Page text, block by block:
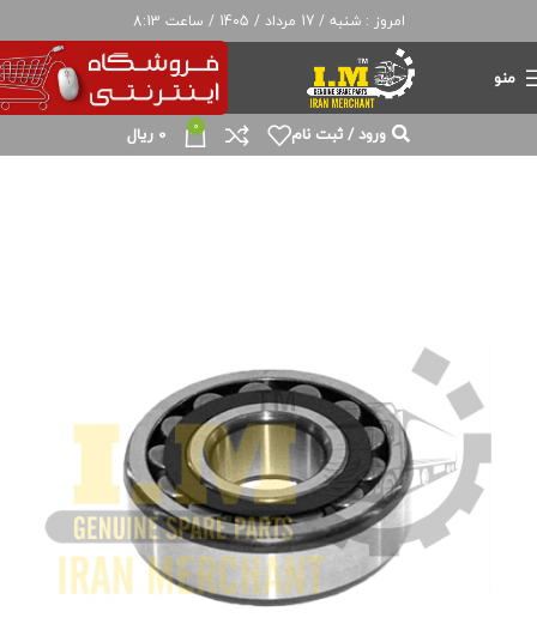
امروز : شنبه / 17 مرداد / 1405 / ساعت 8:13
منو
ورود / ثبت نام 0
0 ریال